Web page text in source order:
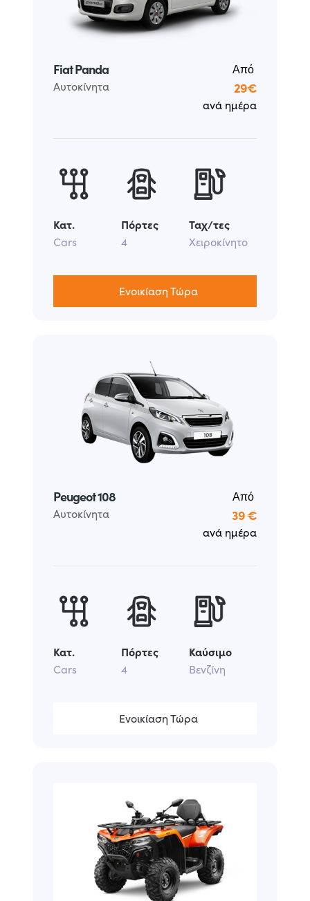
Fiat Panda
Αυτοκίνητα
Από
29€
ανά ημέρα
Κατ.
Cars
Πόρτες
4
Ταχ/τες
Χειροκίνητο
Ενοικίαση Τώρα
Peugeot 108
Αυτοκίνητα
Από
39 €
ανά ημέρα
Κατ.
Cars
Πόρτες
4
Καύσιμο
Βενζίνη
Ενοικίαση Τώρα